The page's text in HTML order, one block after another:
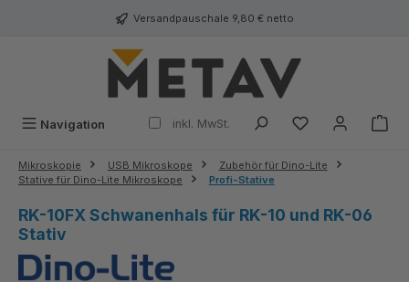
Versandpauschale 9,80 € netto
Navigation inkl. MwSt.
Mikroskopie USB Mikroskope
Zubehör für Dino-Lite
Stative für Dino-Lite Mikroskope
Profi-Stative
RK-10FX Schwanenhals für RK-10 und RK-06
Stativ